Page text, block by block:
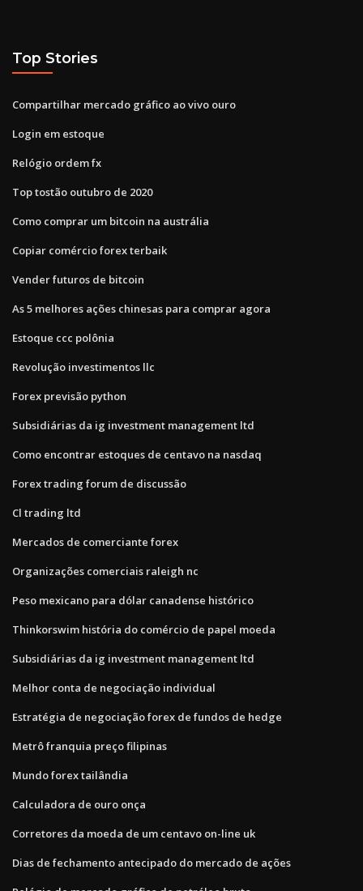
Top Stories
Compartilhar mercado gráfico ao vivo ouro
Login em estoque
Relógio ordem fx
Top tostão outubro de 2020
Como comprar um bitcoin na austrália
Copiar comércio forex terbaik
Vender futuros de bitcoin
As 5 melhores ações chinesas para comprar agora
Estoque ccc polônia
Revolução investimentos llc
Forex previsão python
Subsidiárias da ig investment management ltd
Como encontrar estoques de centavo na nasdaq
Forex trading forum de discussão
Cl trading ltd
Mercados de comerciante forex
Organizações comerciais raleigh nc
Peso mexicano para dólar canadense histórico
Thinkorswim história do comércio de papel moeda
Subsidiárias da ig investment management ltd
Melhor conta de negociação individual
Estratégia de negociação forex de fundos de hedge
Metrô franquia preço filipinas
Mundo forex tailândia
Calculadora de ouro onça
Corretores da moeda de um centavo on-line uk
Dias de fechamento antecipado do mercado de ações